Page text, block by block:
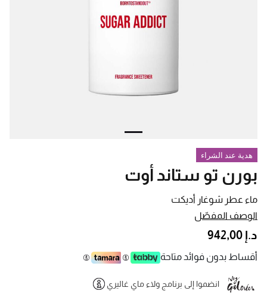
هدية عند الشراء
ماء عطر شوغار أديكت
بورن تو ستاند أوت
الوصف المفصّل
د.إ 942,00
أقساط بدون فوائد متاحة
انضموا إلى برنامج ولاء ماي غاليري